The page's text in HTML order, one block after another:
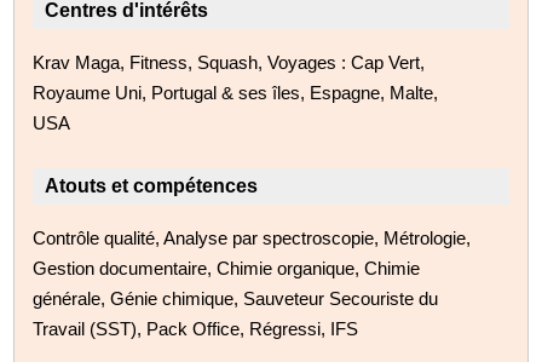
Centres d'intérêts
Krav Maga, Fitness, Squash, Voyages : Cap Vert,
Royaume Uni, Portugal & ses îles, Espagne, Malte,
USA
Atouts et compétences
Contrôle qualité, Analyse par spectroscopie, Métrologie,
Gestion documentaire, Chimie organique, Chimie
générale, Génie chimique, Sauveteur Secouriste du
Travail (SST), Pack Office, Régressi, IFS